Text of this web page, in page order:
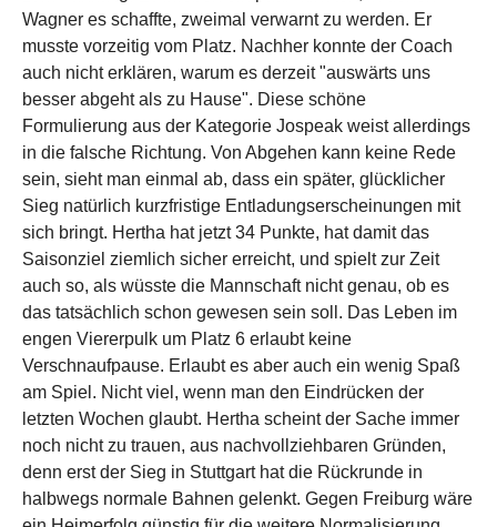
Wagner es schaffte, zweimal verwarnt zu werden. Er
musste vorzeitig vom Platz. Nachher konnte der Coach
auch nicht erklären, warum es derzeit "auswärts uns
besser abgeht als zu Hause". Diese schöne
Formulierung aus der Kategorie Jospeak weist allerdings
in die falsche Richtung. Von Abgehen kann keine Rede
sein, sieht man einmal ab, dass ein später, glücklicher
Sieg natürlich kurzfristige Entladungserscheinungen mit
sich bringt. Hertha hat jetzt 34 Punkte, hat damit das
Saisonziel ziemlich sicher erreicht, und spielt zur Zeit
auch so, als wüsste die Mannschaft nicht genau, ob es
das tatsächlich schon gewesen sein soll. Das Leben im
engen Viererpulk um Platz 6 erlaubt keine
Verschnaufpause. Erlaubt es aber auch ein wenig Spaß
am Spiel. Nicht viel, wenn man den Eindrücken der
letzten Wochen glaubt. Hertha scheint der Sache immer
noch nicht zu trauen, aus nachvollziehbaren Gründen,
denn erst der Sieg in Stuttgart hat die Rückrunde in
halbwegs normale Bahnen gelenkt. Gegen Freiburg wäre